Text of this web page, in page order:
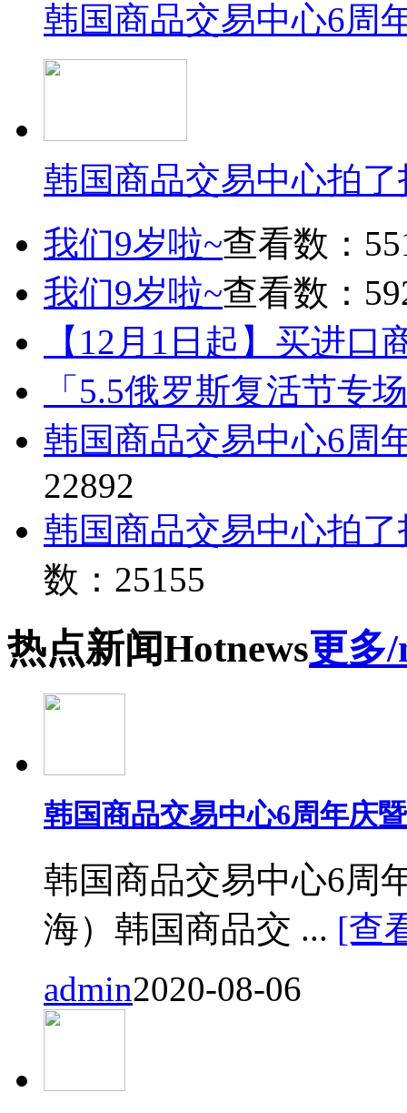
韩国商品交易中心6周
韩国商品交易中心拍
我们9岁啦~查看数：
我们9岁啦~查看数：
【12月1日起】买进口
「5.5俄罗斯复活节专
韩国商品交易中心6周
22892
韩国商品交易中心拍
数：25155
热点新闻Hotnews更多
韩国商品交易中心6周年庆
韩国商品交易中心6周
海）韩国商品交 ... [查
admin2020-08-06